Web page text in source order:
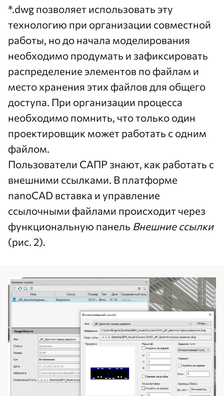
*.dwg позволяет использовать эту
технологию при организации совместной
работы, но до начала моделирования
необходимо продумать и зафиксировать
распределение элементов по файлам и
место хранения этих файлов для общего
доступа. При организации процесса
необходимо помнить, что только один
проектировщик может работать с одним
файлом.
Пользователи САПР знают, как работать с
внешними ссылками. В платформе
nanoCAD вставка и управление
ссылочными файлами происходит через
функциональную панель Внешние ссылки
(рис. 2).